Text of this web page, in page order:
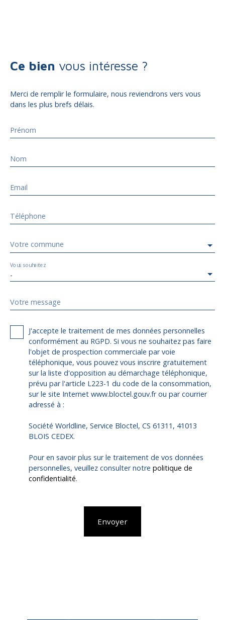
Ce bien vous intéresse ?
Merci de remplir le formulaire, nous reviendrons vers vous
dans les plus brefs délais.
Prénom
Nom
Email
Téléphone
Votre commune
-
Vous souhaitez
Votre message
J'accepte le traitement de mes données personnelles
conformément au RGPD. Si vous ne souhaitez pas faire
l'objet de prospection commerciale par voie
téléphonique, vous pouvez vous inscrire gratuitement
sur la liste d'opposition au démarchage téléphonique,
prévu par l'article L223-1 du code de la consommation,
sur le site Internet www.bloctel.gouv.fr ou par courrier
adressé à :
Société Worldline, Service Bloctel, CS 61311, 41013
BLOIS CEDEX.
Pour en savoir plus sur le traitement de vos données
personnelles, veuillez consulter notre politique de
confidentialité.
Envoyer